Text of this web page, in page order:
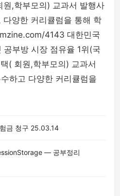
,학부모의) 교과서 발행사
양한 커리큘럼을 통해 학
4143 대한민국
공부방 시장 점유율 1위(국
( 회원,학부모의) 교과서
하고 다양한 커리큘럼을
금 청구 25.03.14
— 공부정리